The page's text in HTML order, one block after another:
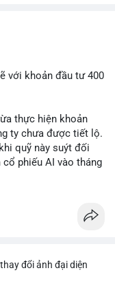
với khoản đầu tư 400
thực hiện khoản
ty chưa được tiết lộ.
quỹ này suýt đối
phiếu AI vào tháng
chú ý của quỹ
đổi ảnh đại diện